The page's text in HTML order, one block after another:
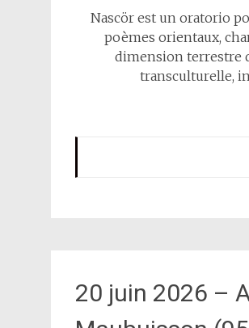
Nascör est un oratorio
poèmes orientaux,
dimension terrestre
transculturelle,
20 juin 2026 –